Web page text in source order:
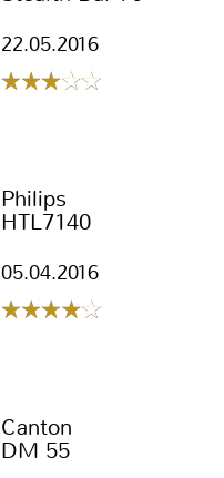
22.05.2016
Philips
HTL7140
05.04.2016
Canton
DM 55